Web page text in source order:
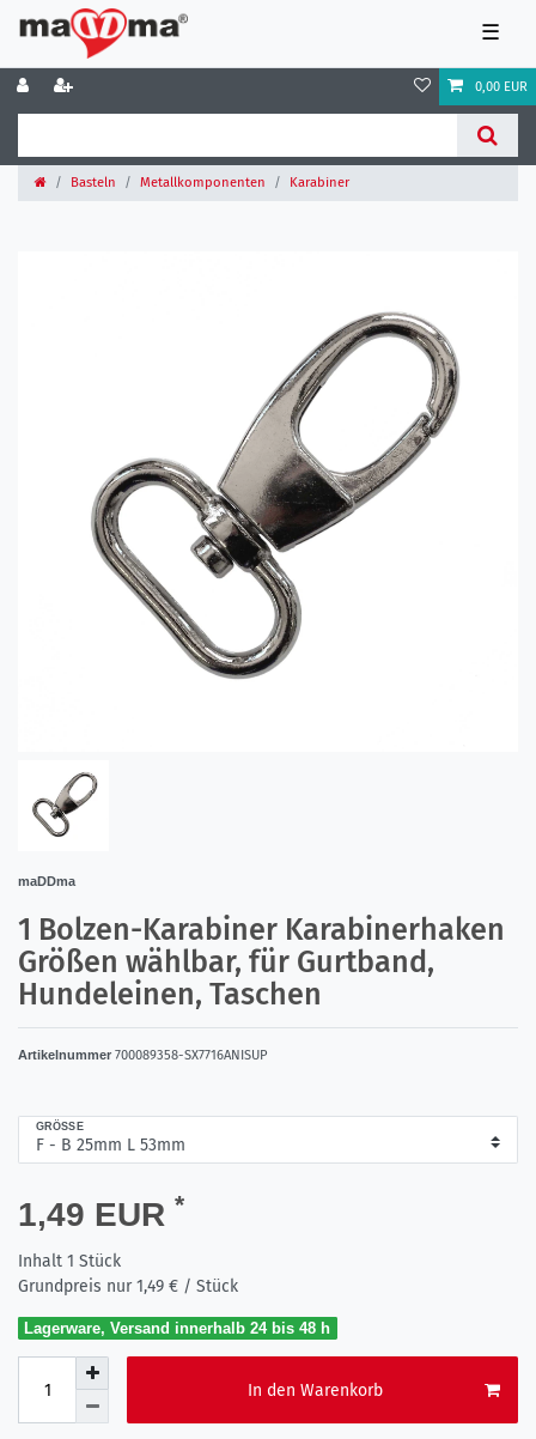
☰
0,00 EUR
Basteln Metallkomponenten Karabiner
maDDma
1 Bolzen-Karabiner Karabinerhaken
Größen wählbar, für Gurtband,
Hundeleinen, Taschen
Artikelnummer 700089358-SX7716ANISUP
GRÖSSE
1,49 EUR *
Inhalt 1 Stück
Grundpreis nur1,49 € / Stück
Lagerware, Versand innerhalb 24 bis 48 h
In den Warenkorb